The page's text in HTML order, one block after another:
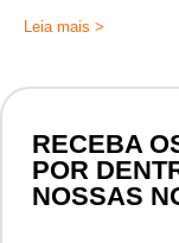
Leia mais >
RECEBA
POR
NOSSAS